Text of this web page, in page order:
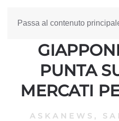
Passa al contenuto
TAJANI IN
PUNTA
MERCATI
ASKANEWS ,